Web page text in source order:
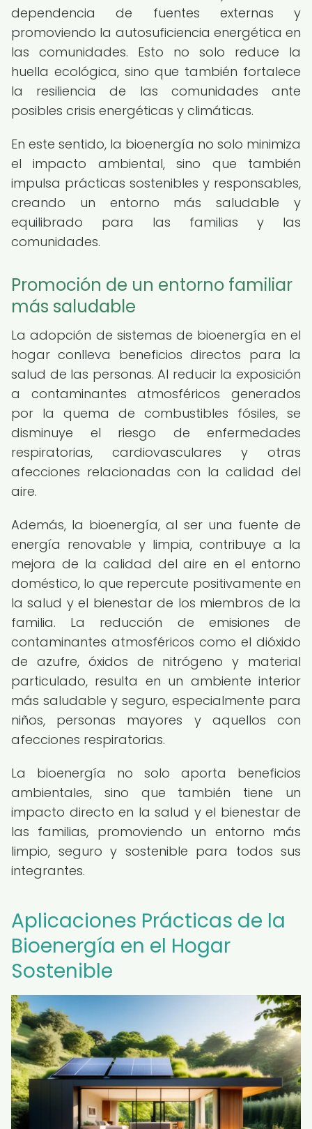
dependencia de fuentes externas y
promoviendo la autosuficiencia energética en
las comunidades. Esto no solo reduce la
huella ecológica, sino que también fortalece
la resiliencia de las comunidades ante
posibles crisis energéticas y climáticas.
En este sentido, la bioenergía no solo minimiza
el impacto ambiental, sino que también
impulsa prácticas sostenibles y responsables,
creando un entorno más saludable y
equilibrado para las familias y las
comunidades.
Promoción de un entorno familiar
más saludable
La adopción de sistemas de bioenergía en el
hogar conlleva beneficios directos para la
salud de las personas. Al reducir la exposición
a contaminantes atmosféricos generados
por la quema de combustibles fósiles, se
disminuye el riesgo de enfermedades
respiratorias, cardiovasculares y otras
afecciones relacionadas con la calidad del
aire.
Además, la bioenergía, al ser una fuente de
energía renovable y limpia, contribuye a la
mejora de la calidad del aire en el entorno
doméstico, lo que repercute positivamente en
la salud y el bienestar de los miembros de la
familia. La reducción de emisiones de
contaminantes atmosféricos como el dióxido
de azufre, óxidos de nitrógeno y material
particulado, resulta en un ambiente interior
más saludable y seguro, especialmente para
niños, personas mayores y aquellos con
afecciones respiratorias.
La bioenergía no solo aporta beneficios
ambientales, sino que también tiene un
impacto directo en la salud y el bienestar de
las familias, promoviendo un entorno más
limpio, seguro y sostenible para todos sus
integrantes.
Aplicaciones Prácticas de la
Bioenergía en el Hogar
Sostenible